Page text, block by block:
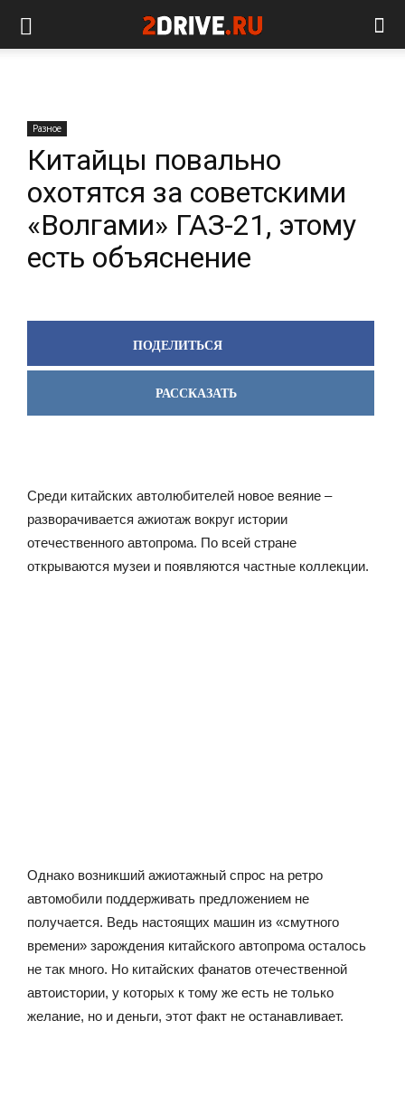
Разное
Китайцы повально
охотятся за советскими
«Волгами» ГАЗ-21, этому
есть объяснение
ПОДЕЛИТЬСЯ
РАССКАЗАТЬ
Среди китайских автолюбителей новое веяние –
разворачивается ажиотаж вокруг истории
отечественного автопрома. По всей стране
открываются музеи и появляются частные коллекции.
Однако возникший ажиотажный спрос на ретро
автомобили поддерживать предложением не
получается. Ведь настоящих машин из «смутного
времени» зарождения китайского автопрома осталось
не так много. Но китайских фанатов отечественной
автоистории, у которых к тому же есть не только
желание, но и деньги, этот факт не останавливает.